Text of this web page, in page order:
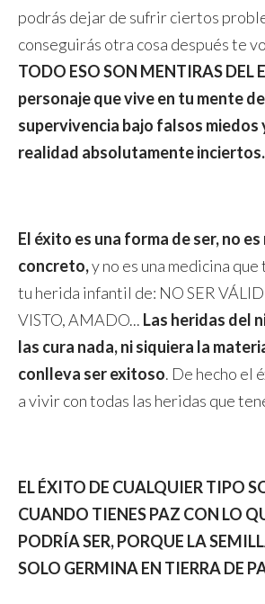
podrás dejar de sufrir ciertos
conseguirás otra cosa después te
TODO ESO SON MENTIRAS DEL
personaje que vive en tu mente
supervivencia bajo falsos miedos
realidad absolutamente inciertos.
El éxito es una forma de ser, no es
concreto,y no es una medicina
tu herida infantil de: NO SER
VISTO, AMADO... Las heridas del
las cura nada, ni siquiera la
conlleva ser exitoso. De hecho el
a vivir con todas las heridas que
EL ÉXITO DE CUALQUIER TIPO
CUANDO TIENES PAZ CON LO
PODRÍA SER, PORQUE LA
SOLO GERMINA EN TIERRA DE